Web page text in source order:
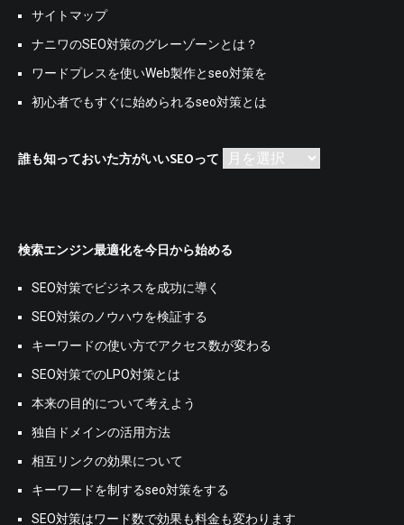
サイトマップ
ナニワのSEO対策のグレーゾーンとは？
ワードプレスを使いWeb製作とseo対策を
初心者でもすぐに始められるseo対策とは
誰も知っておいた方がいいSEOって
誰
も
お
い
検索エンジン最適化を今日から始める
SEO対策でビジネスを成功に導く
SEO対策のノウハウを検証する
キーワードの使い方でアクセス数が変わる
SEO対策でのLPO対策とは
本来の目的について考えよう
独自ドメインの活用方法
相互リンクの効果について
キーワードを制するseo対策をする
SEO対策はワード数で効果も料金も変わります